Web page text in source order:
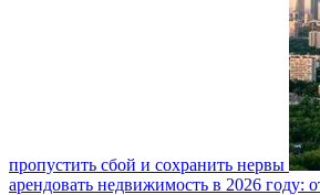
пропустить сбой и сохранить нервы
арендовать недвижимость в 2026